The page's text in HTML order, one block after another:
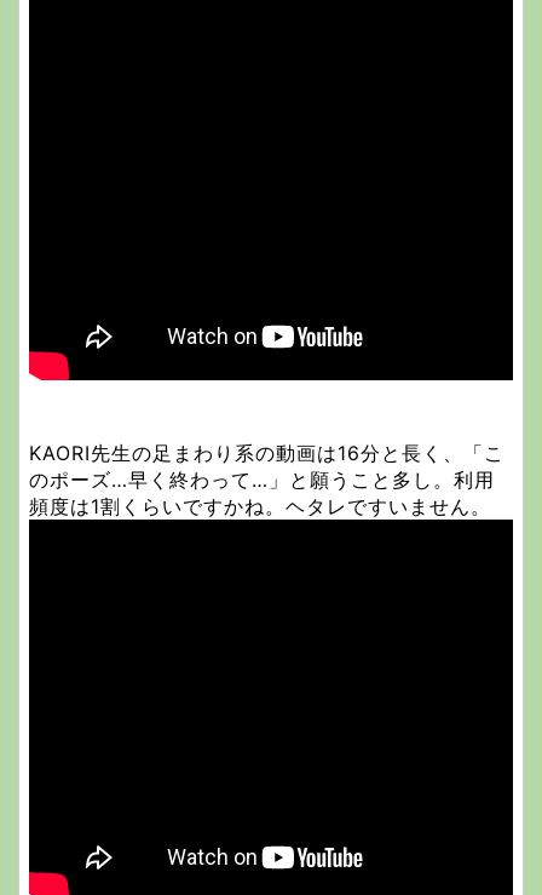
KAORI先生の足まわり系の動画は16分と長く、「こ
のポーズ…早く終わって…」と願うこと多し。利用
頻度は1割くらいですかね。ヘタレですいません。